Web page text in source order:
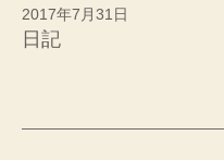
2017年7月31日
日記